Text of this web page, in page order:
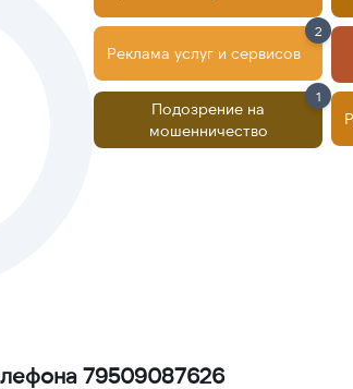
Реклама услуг и сервисов
2
Подозрение на
мошенничество
1
79509087626